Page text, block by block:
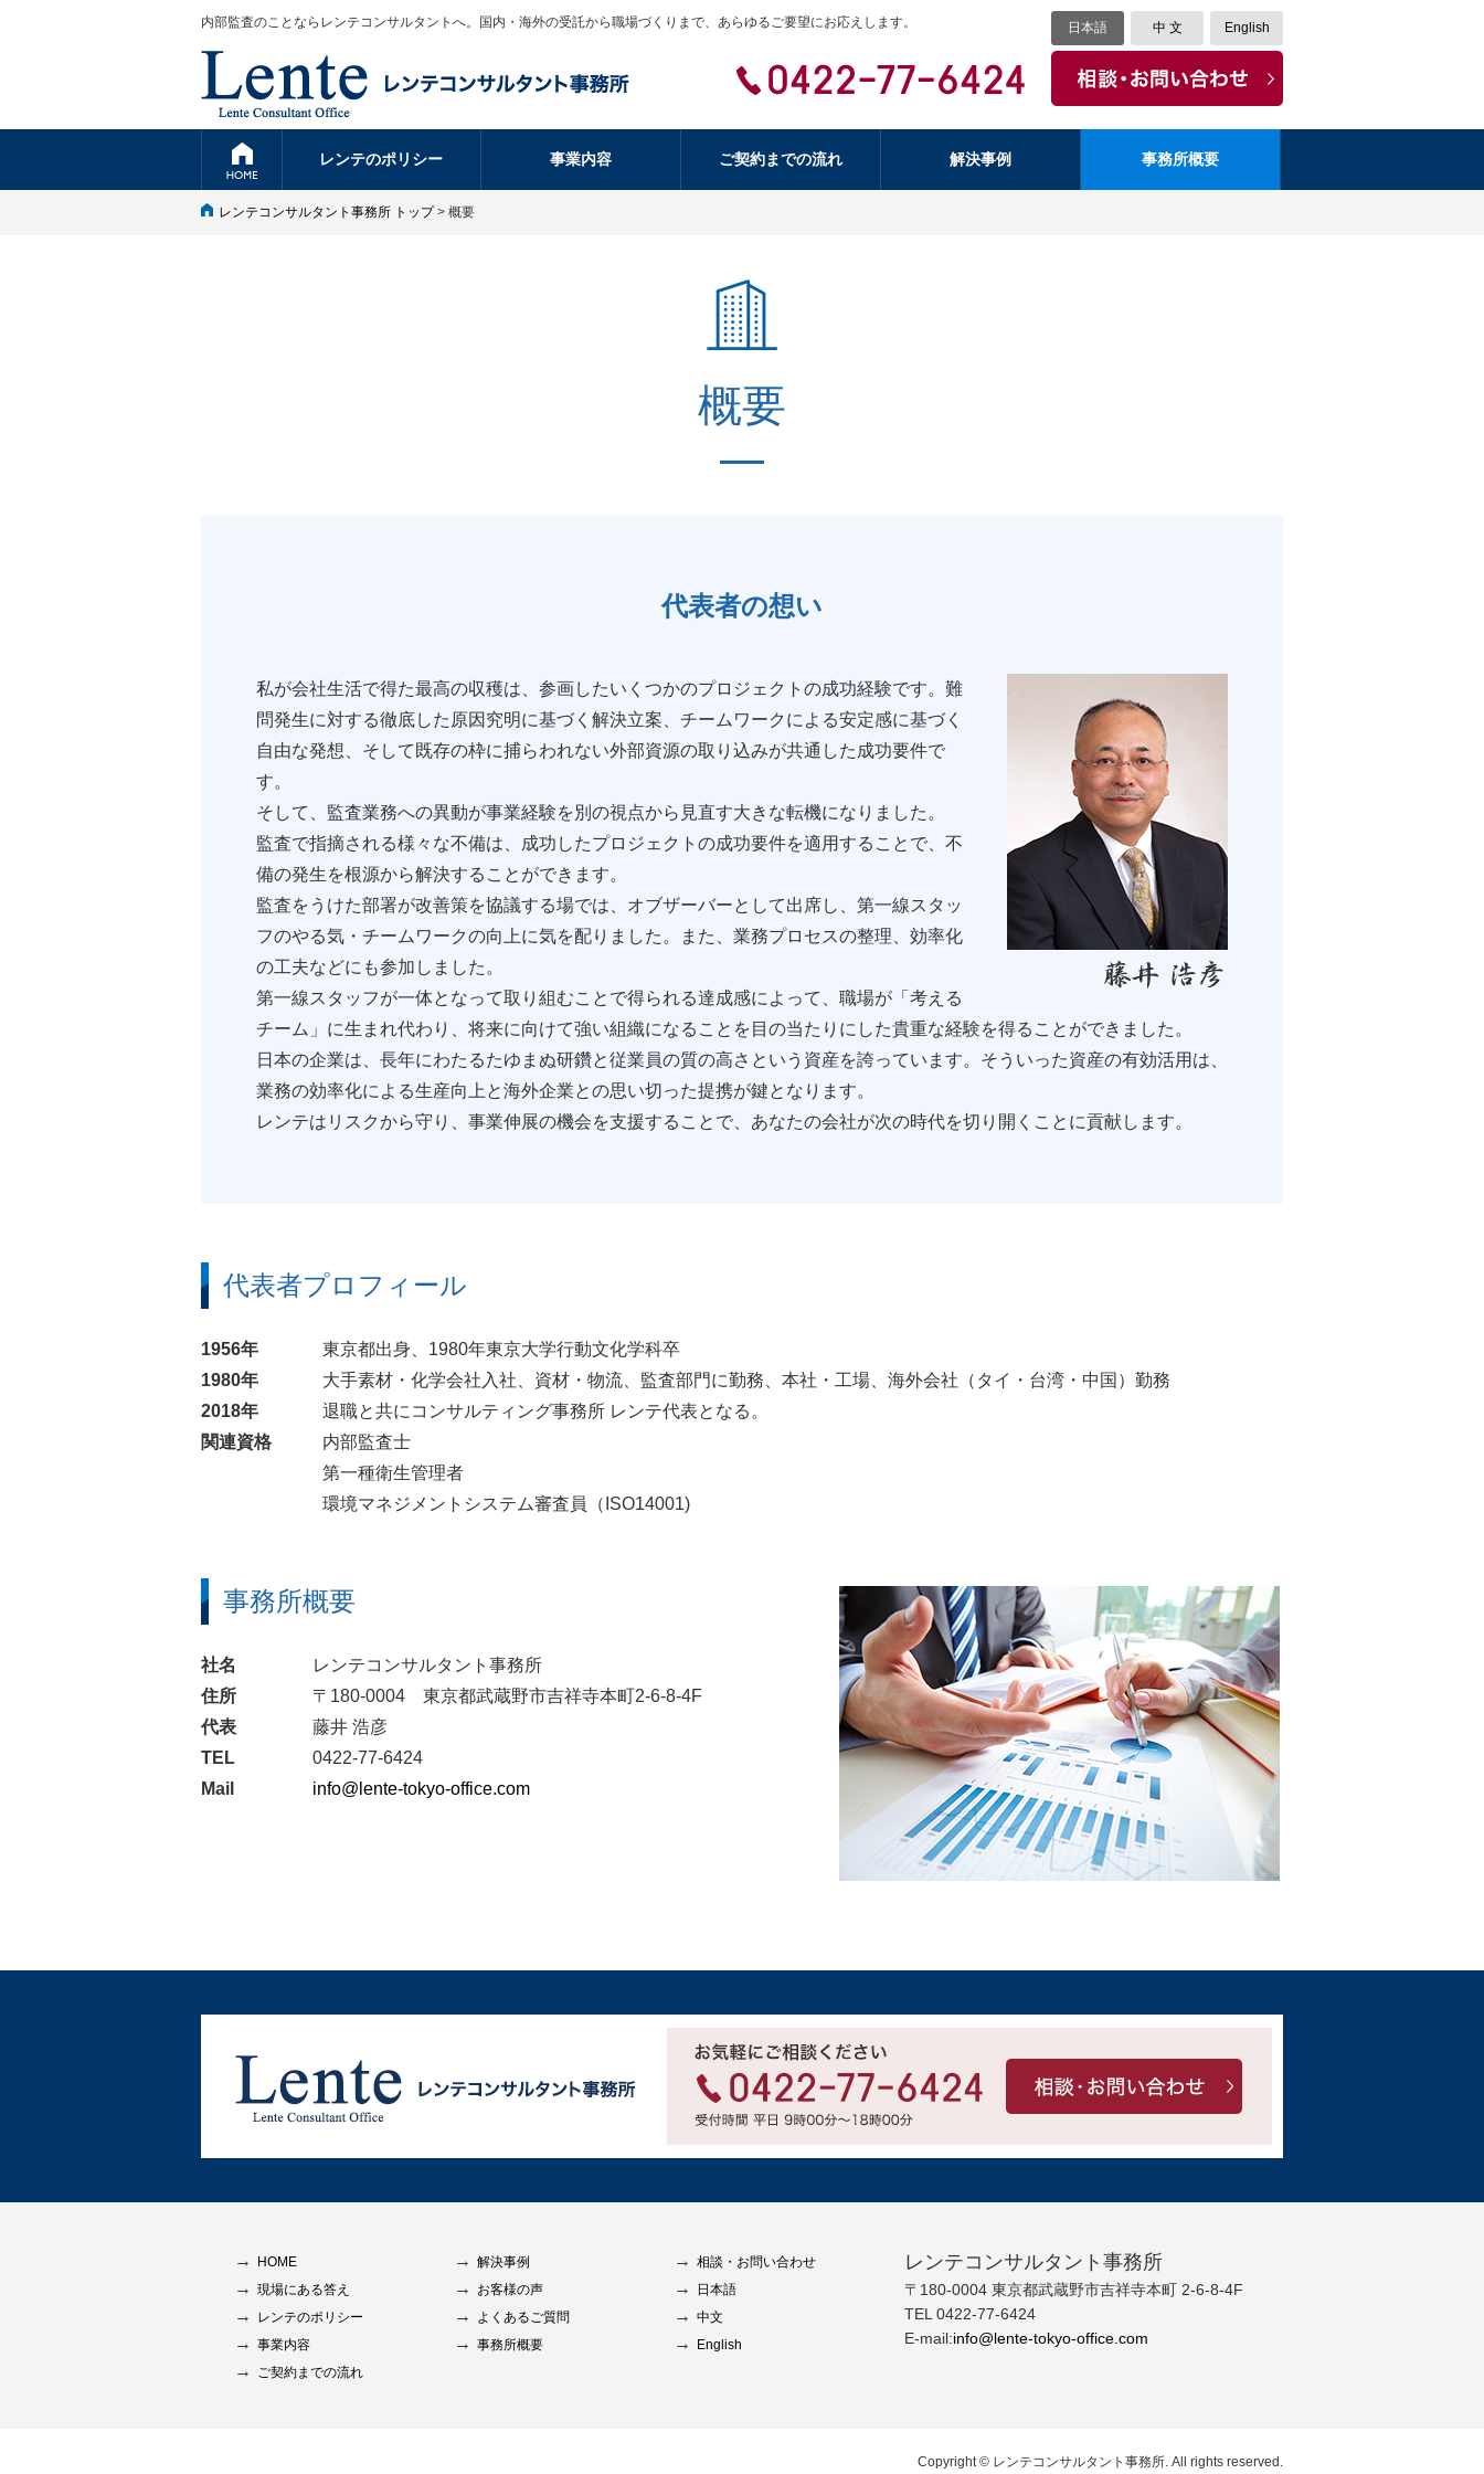
内部監査のことならレンテコンサルタントへ。国内・海外の受託から職場づくりまで、あらゆるご要望にお応えします。 日本語 中 文 English
レンテのポリシー 事業内容 ご契約までの流れ 解決事例 事務所概要
レンテコンサルタント事務所 トップ> 概要
概要
代表者の想い
私が会社生活で得た最高の収穫は、参画したいくつかのプロジェクトの成功経験です。難
問発生に対する徹底した原因究明に基づく解決立案、チームワークによる安定感に基づく
自由な発想、そして既存の枠に捕らわれない外部資源の取り込みが共通した成功要件で
す。
そして、監査業務への異動が事業経験を別の視点から見直す大きな転機になりました。
監査で指摘される様々な不備は、成功したプロジェクトの成功要件を適用することで、不
備の発生を根源から解決することができます。
監査をうけた部署が改善策を協議する場では、オブザーバーとして出席し、第一線スタッ
フのやる気・チームワークの向上に気を配りました。また、業務プロセスの整理、効率化
の工夫などにも参加しました。
第一線スタッフが一体となって取り組むことで得られる達成感によって、職場が「考える
チーム」に生まれ代わり、将来に向けて強い組織になることを目の当たりにした貴重な経験を得ることができました。
日本の企業は、長年にわたるたゆまぬ研鑽と従業員の質の高さという資産を誇っています。そういった資産の有効活用は、
業務の効率化による生産向上と海外企業との思い切った提携が鍵となります。
レンテはリスクから守り、事業伸展の機会を支援することで、あなたの会社が次の時代を切り開くことに貢献します。
代表者プロフィール
1956年
東京都出身、1980年東京大学行動文化学科卒
1980年
大手素材・化学会社入社、資材・物流、監査部門に勤務、本社・工場、海外会社（タイ・台湾・中国）勤務
2018年
退職と共にコンサルティング事務所 レンテ代表となる。
関連資格
内部監査士
第一種衛生管理者
環境マネジメントシステム審査員（ISO14001)
事務所概要
社名
レンテコンサルタント事務所
住所
〒180-0004 東京都武蔵野市吉祥寺本町2-6-8-4F
代表
藤井 浩彦
TEL
0422-77-6424
Mail
info@lente-tokyo-office.com
HOME
現場にある答え
レンテのポリシー
事業内容
ご契約までの流れ
解決事例
お客様の声
よくあるご質問
事務所概要
相談・お問い合わせ
日本語
中文
English
レンテコンサルタント事務所
〒180-0004 東京都武蔵野市吉祥寺本町 2-6-8-4F
TEL 0422-77-6424
E-mail:info@lente-tokyo-office.com
Copyright © レンテコンサルタント事務所. All rights reserved.